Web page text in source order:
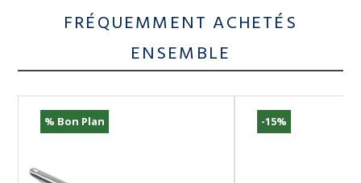
FRÉQUEMMENT ACHETÉS
ENSEMBLE
% Bon Plan -15%